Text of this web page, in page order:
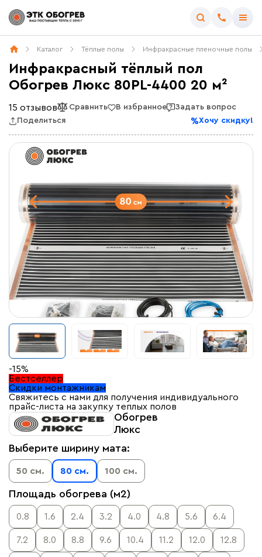
Каталог Тёплые полы Инфракрасные пленочные полы
Инфракрасный тёплый пол
Обогрев Люкс 80PL-4400 20 м²
15 отзывов Сравнить В избранное
Задать вопрос
Поделиться
Хочу скидку!
-15%
Бестселлер
Скидки монтажникам
Свяжитесь с нами для получения индивидуального
прайс-листа на закупку теплых полов
Обогрев
Люкс
Выберите ширину мата:
50 см. 80 см. 100 см.
Площадь обогрева (м2)
0.8 1.6 2.4 3.2 4.0 4.8 5.6 6.4
7.2 8.0 8.8 9.6 10.4 11.2 12.0 12.8